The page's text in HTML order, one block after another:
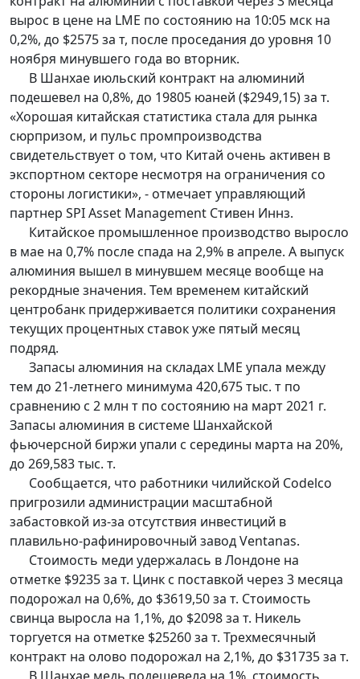
вырос в цене на LME по состоянию на 10:05 мск на
0,2%, до $2575 за т, после проседания до уровня 10
ноября минувшего года во вторник.
В Шанхае июльский контракт на алюминий
подешевел на 0,8%, до 19805 юаней ($2949,15) за т.
«Хорошая китайская статистика стала для рынка
сюрпризом, и пульс промпроизводства
свидетельствует о том, что Китай очень активен в
экспортном секторе несмотря на ограничения со
стороны логистики», - отмечает управляющий
партнер SPI Asset Management Стивен Иннз.
Китайское промышленное производство выросло
в мае на 0,7% после спада на 2,9% в апреле. А выпуск
алюминия вышел в минувшем месяце вообще на
рекордные значения. Тем временем китайский
центробанк придерживается политики сохранения
текущих процентных ставок уже пятый месяц
подряд.
Запасы алюминия на складах LME упала между
тем до 21-летнего минимума 420,675 тыс. т по
сравнению с 2 млн т по состоянию на март 2021 г.
Запасы алюминия в системе Шанхайской
фьючерсной биржи упали с середины марта на 20%,
до 269,583 тыс. т.
Сообщается, что работники чилийской Codelco
пригрозили администрации масштабной
забастовкой из-за отсутствия инвестиций в
плавильно-рафинировочный завод Ventanas.
Стоимость меди удержалась в Лондоне на
отметке $9235 за т. Цинк с поставкой через 3 месяца
подорожал на 0,6%, до $3619,50 за т. Стоимость
свинца выросла на 1,1%, до $2098 за т. Никель
торгуется на отметке $25260 за т. Трехмесячный
контракт на олово подорожал на 2,1%, до $31735 за т.